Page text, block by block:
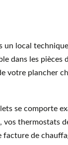
un local
dans les pièces
votre plancher
se comporte
vos thermostats
facture de